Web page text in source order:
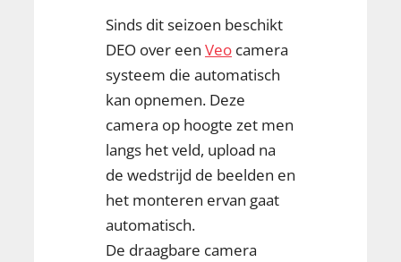
Sinds dit seizoen beschikt
DEO over een Veocamera
systeem die automatisch
kan opnemen. Deze
camera op hoogte zet men
langs het veld, upload na
de wedstrijd de beelden en
het monteren ervan gaat
automatisch.
De draagbare camera